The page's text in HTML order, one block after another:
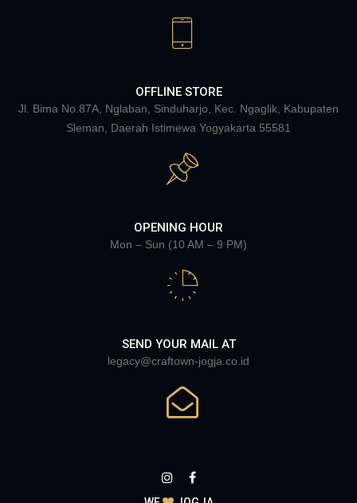
OFFLINE STORE
Jl. Bima No.87A, Nglaban, Sinduharjo, Kec. Ngaglik, Kabupaten
Sleman, Daerah Istimewa Yogyakarta 55581
OPENING HOUR
Mon – Sun (10 AM – 9 PM)
SEND YOUR MAIL AT
legacy@craftown-jogja.co.id